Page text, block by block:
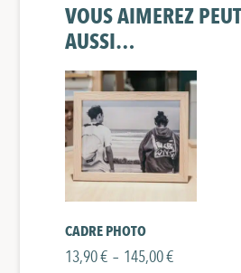
VOUS AIMEREZ
AUSSI…
CADRE PHOTO
13,90€ – 145,00€Plage